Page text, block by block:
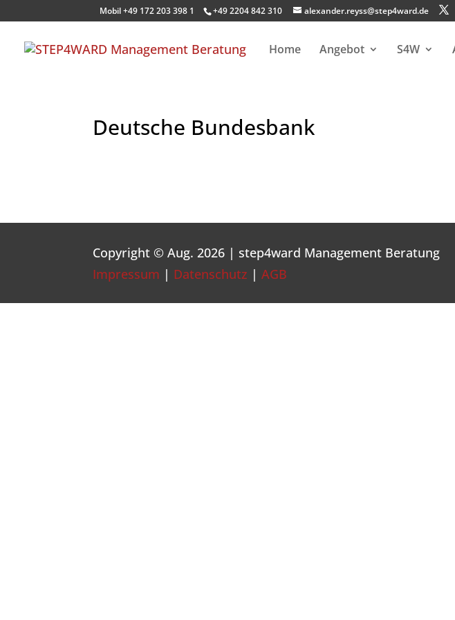
Mobil +49 172 203 398 1 +49 2204 842 310 alexander.reyss@step4ward.de
Home Angebot S4W
Deutsche Bundesbank
Copyright © Aug. 2026 | step4ward Management Beratung
Impressum | Datenschutz |AGB